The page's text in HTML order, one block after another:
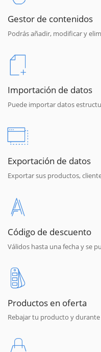
Gestor de contenidos
Podrás añadir, modificar y
Importación de datos
Puede importar datos
Exportación de datos
Exportar sus productos,
Código de descuento
Válidos hasta una fecha y se
Productos en oferta
Rebajar tu producto y